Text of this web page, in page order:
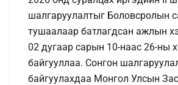
шалгаруулалтыг Боловсролын
тушаалаар батлагдсан ажлын
02 дугаар сарын 10-наас 26-ны
байгууллаа. Сонгон
байгуулахдаа Монгол Улсын